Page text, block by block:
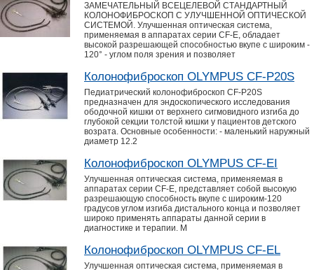
ЗАМЕЧАТЕЛЬНЫЙ ВСЕЦЕЛЕВОЙ СТАНДАРТНЫЙ
КОЛОНОФИБРОСКОП С УЛУЧШЕННОЙ ОПТИЧЕСКОЙ
СИСТЕМОЙ. Улучшенная оптическая система,
применяемая в аппаратах серии CF-E, обладает
высокой разрешающей способностью вкупе с широким -
120° - углом поля зрения и позволяет
Колонофиброскоп OLYMPUS CF-P20S
Педиатрический колонофиброскоп CF-P20S
предназначен для эндоскопического исследования
ободочной кишки от верхнего сигмовидного изгиба до
глубокой секции толстой кишки у пациентов детского
возрата. Основные особенности: - маленький наружный
диаметр 12.2
Колонофиброскоп OLYMPUS CF-ЕI
Улучшенная оптическая система, применяемая в
аппаратах серии CF-E, представляет собой высокую
разрешающую способность вкупе с широким-120
градусов углом изгиба дистального конца и позволяет
широко применять аппараты данной серии в
диагностике и терапии. М
Колонофиброскоп OLYMPUS CF-ЕL
Улучшенная оптическая система, применяемая в